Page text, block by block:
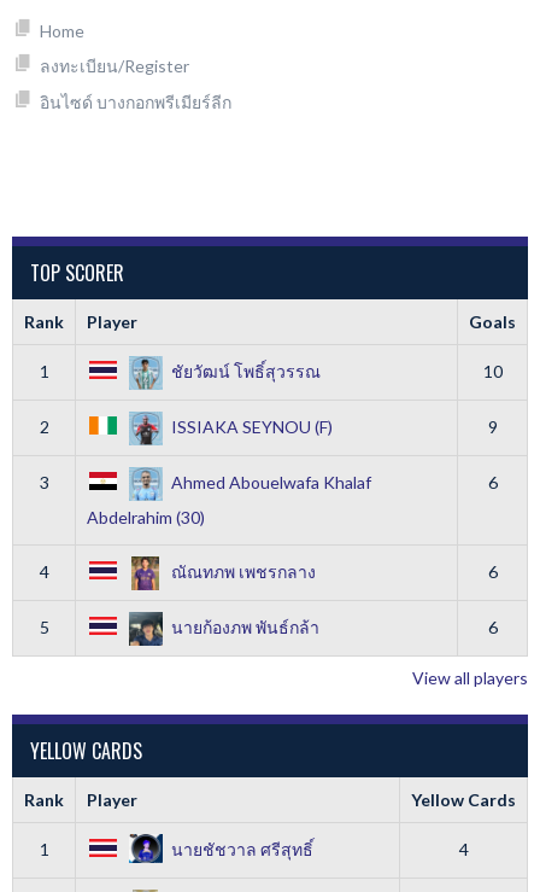
Home
ลงทะเบียน/Register
อินไซด์ บางกอกพรีเมียร์ลีก
TOP SCORER
Rank Player Goals
1 ชัยวัฒน์ โพธิ์สุวรรณ 10
2 ISSIAKA SEYNOU (F) 9
3
Ahmed Abouelwafa Khalaf
Abdelrahim (30)
6
4 ณัณทภพ เพชรกลาง 6
5 นายก้องภพ พันธ์กล้า 6
View all players
YELLOW CARDS
Rank Player Yellow Cards
1 นายชัชวาล ศรีสุทธิ์ 4